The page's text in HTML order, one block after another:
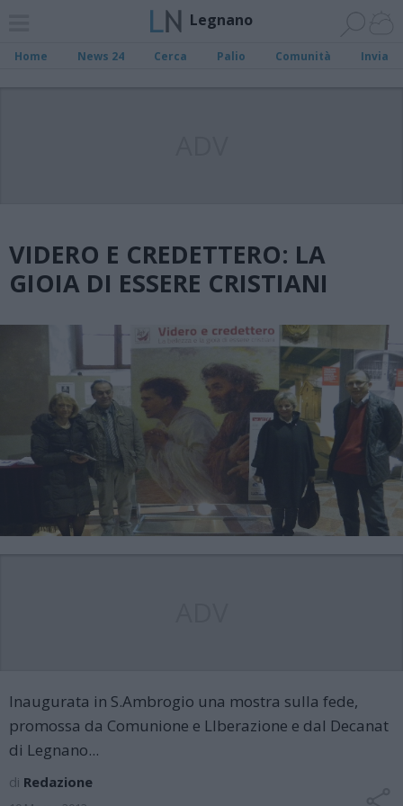
Legnano
Home News 24 Cerca Palio Comunità Invia
VIDERO E CREDETTERO: LA
GIOIA DI ESSERE CRISTIANI
Inaugurata in S.Ambrogio una mostra sulla fede,
promossa da Comunione e LIberazione e dal Decanat
di Legnano...
di Redazione